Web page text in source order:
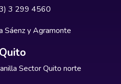
3 299 4560
Sáenz y Agramonte
Quito
Sector Quito norte